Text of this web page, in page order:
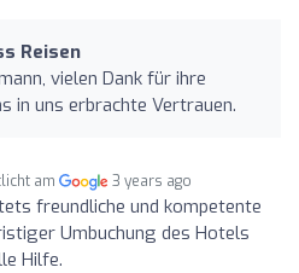
Reisen
vielen Dank für ihre
in uns erbrachte Vertrauen.
am 3 years ago
freundliche und kompetente
Umbuchung des Hotels
Hilfe.